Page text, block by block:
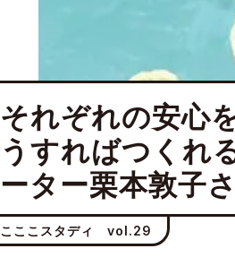
それぞれの安心
うすればつくれ
ーター栗本敦子
こここスタディ vol.29